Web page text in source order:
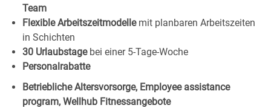
Team
Flexible Arbeitszeitmodelle mit planbaren Arbeitszeiten
in Schichten
30 Urlaubstage bei einer 5-Tage-Woche
Personalrabatte
Betriebliche Altersvorsorge, Employee assistance
program, Wellhub Fitnessangebote